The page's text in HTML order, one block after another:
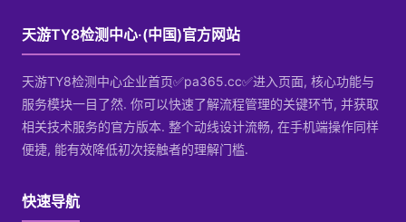
天游TY8检测中心·(中国)官方网站
天游TY8检测中心企业首页✅pa365.cc✅进入页面, 核心功能与
服务模块一目了然. 你可以快速了解流程管理的关键环节, 并获取
相关技术服务的官方版本. 整个动线设计流畅, 在手机端操作同样
便捷, 能有效降低初次接触者的理解门槛.
快速导航